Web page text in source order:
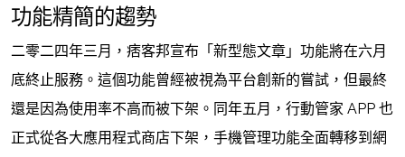
功能精簡的趨勢
二零二四年三月，痞客邦宣布「新型態文章」功能將在六月
底終止服務。這個功能曾經被視為平台創新的嘗試，但最終
還是因為使用率不高而被下架。同年五月，行動管家 APP 也
正式從各大應用程式商店下架，手機管理功能全面轉移到網